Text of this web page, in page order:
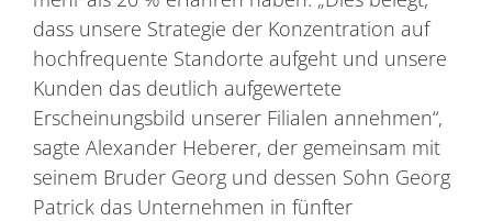
dass unsere Strategie der Konzentration auf
hochfrequente Standorte aufgeht und unsere
Kunden das deutlich aufgewertete
Erscheinungsbild unserer Filialen annehmen“,
sagte Alexander Heberer, der gemeinsam mit
seinem Bruder Georg und dessen Sohn Georg
Patrick das Unternehmen in fünfter